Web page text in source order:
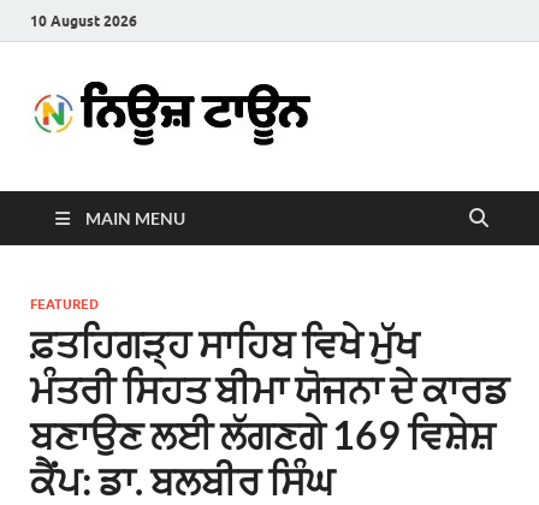
10 August 2026
Town
MAIN MENU
FEATURED
ਫ਼ਤਹਿਗੜ੍ਹ ਸਾਹਿਬ ਵਿਖੇ ਮੁੱਖ
ਮੰਤਰੀ ਸਿਹਤ ਬੀਮਾ ਯੋਜਨਾ ਦੇ ਕਾਰਡ
ਬਣਾਉਣ ਲਈ ਲੱਗਣਗੇ 169 ਵਿਸ਼ੇਸ਼
ਕੈਂਪ: ਡਾ. ਬਲਬੀਰ ਸਿੰਘ